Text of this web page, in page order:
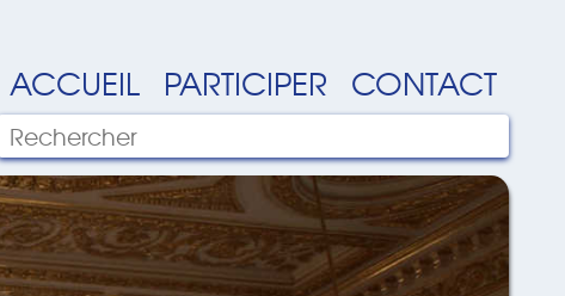
ACCUEIL PARTICIPER CONTACT